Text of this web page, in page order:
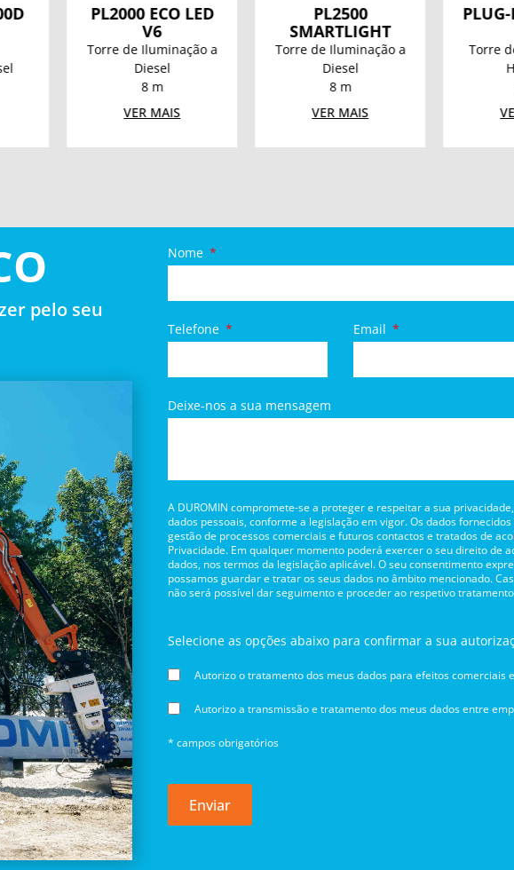
LED
PL2500
SMARTLIGHT
Torre de Iluminação a
VER MAIS
PLUG-IN HYBRID
Torre de Iluminação
VER MAIS
pelo seu
Nome
Telefone Email
Deixe-nos a sua mensagem
A DUROMIN compromete-se a proteger e respeitar a sua
dados pessoais, conforme a legislação em vigor. Os dados
gestão de processos comerciais e futuros contactos e tratados de
Privacidade. Em qualquer momento poderá exercer o seu direito de
dados, nos termos da legislação aplicável. O seu consentimento
possamos guardar e tratar os seus dados no âmbito mencionado.
não será possível dar seguimento e proceder ao respetivo
Selecione as opções abaixo para confirmar a sua
Autorizo o tratamento dos meus dados para efeitos comerciais
Autorizo a transmissão e tratamento dos meus dados entre
* campos obrigatórios
Enviar